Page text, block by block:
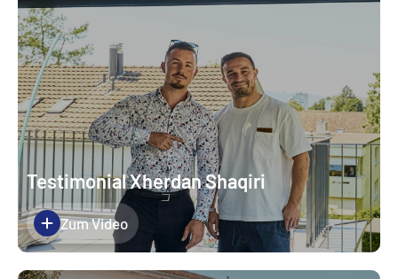
Testimonial Xherdan Shaqiri
Zum Video